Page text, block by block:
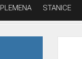
PLEMENA STANICE